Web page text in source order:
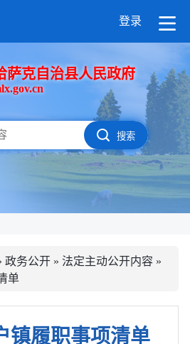
登录
萨克自治县人民政府
搜索
政务公开 » 法定主动公开内容 »
单
镇履职事项清单